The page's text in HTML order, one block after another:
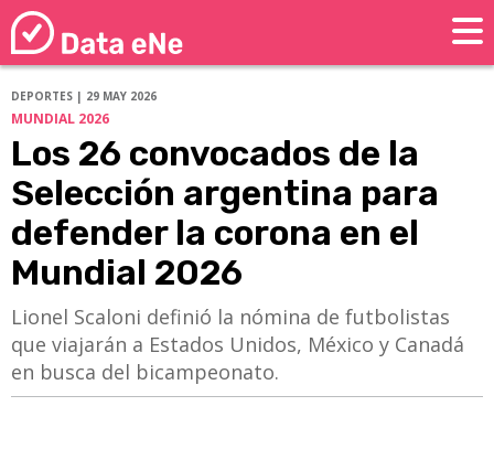
DEPORTES | 29 MAY 2026
MUNDIAL 2026
Los 26 convocados de la
Selección argentina para
defender la corona en el
Mundial 2026
Lionel Scaloni definió la nómina de futbolistas
que viajarán a Estados Unidos, México y Canadá
en busca del bicampeonato.